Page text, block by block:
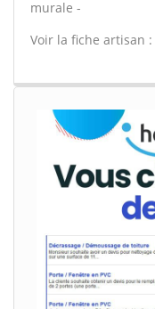
murale -
Voir la fiche artisan :